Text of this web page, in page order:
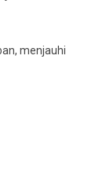
menjauhi